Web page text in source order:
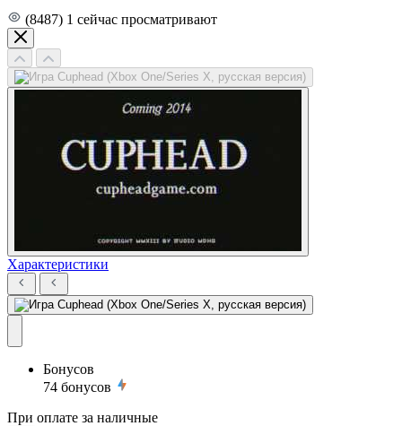
(8487) 1 сейчас просматривают
Характеристики
Бонусов
74 бонусов
При оплате за наличные